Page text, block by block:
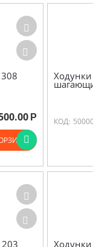
Р
Ходунки
КОД: